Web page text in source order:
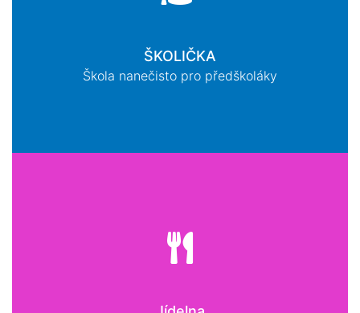
ŠKOLIČKA
Škola nanečisto pro předškoláky